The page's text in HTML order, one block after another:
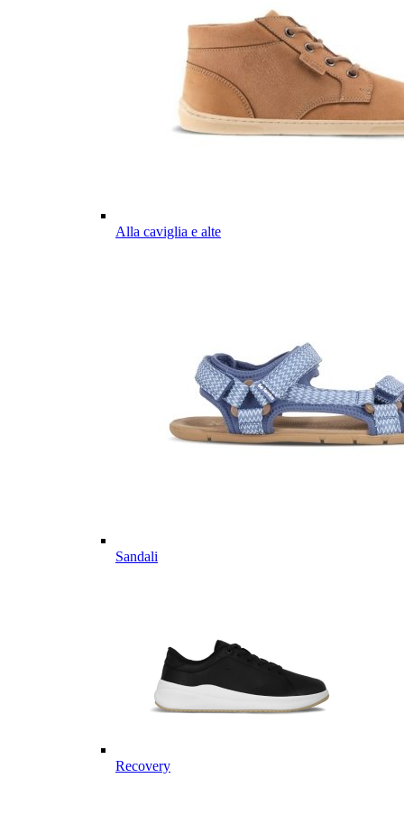
Alla caviglia e alte
Sandali
Recovery